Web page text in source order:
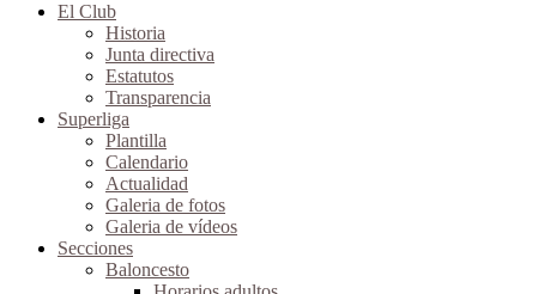
El Club
Historia
Junta directiva
Estatutos
Transparencia
Superliga
Plantilla
Calendario
Actualidad
Galeria de fotos
Galeria de vídeos
Secciones
Baloncesto